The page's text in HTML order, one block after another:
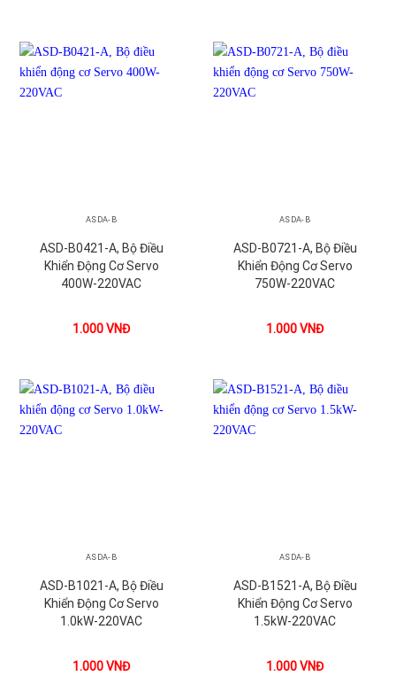
ASDA-B
ASD-B0421-A, Bộ Điều
Khiển Động Cơ Servo
400W-220VAC
1.000VNĐ
ASDA-B
ASD-B0721-A, Bộ Điều
Khiển Động Cơ Servo
750W-220VAC
1.000VNĐ
ASDA-B
ASD-B1021-A, Bộ Điều
Khiển Động Cơ Servo
1.0kW-220VAC
1.000VNĐ
ASDA-B
ASD-B1521-A, Bộ Điều
Khiển Động Cơ Servo
1.5kW-220VAC
1.000VNĐ